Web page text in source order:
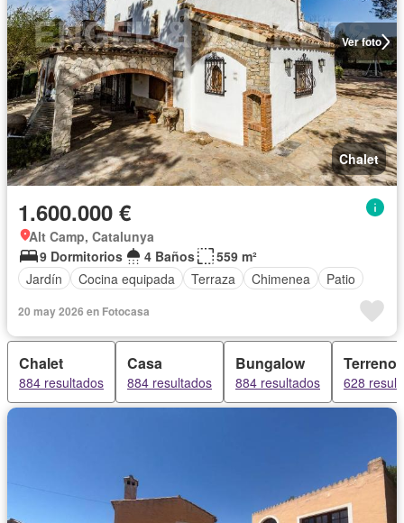
Ver foto
Chalet
1.600.000 €
Alt Camp, Catalunya
9 Dormitorios
4 Baños
559 m²
Jardín
Cocina equipada Terraza Chimenea Patio
20 may 2026 en Fotocasa
Chalet
884 resultados
Casa
884 resultados
Bungalow
884 resultados
Terreno
628